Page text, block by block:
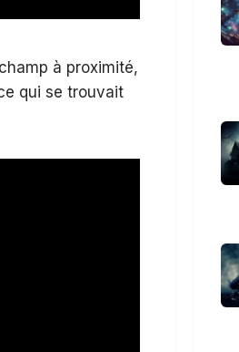
à proximité,
qui se trouvait